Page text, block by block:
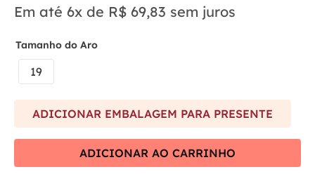
Em até 6x de R$ 69,83 sem juros
Tamanho do Aro
19
ADICIONAR EMBALAGEM PARA PRESENTE
ADICIONAR AO CARRINHO